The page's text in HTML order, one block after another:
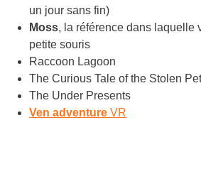
un jour sans fin)
Moss, la référence dans laquelle
petite souris
Raccoon Lagoon
The Curious Tale of the Stolen
The Under Presents
Ven adventure VR